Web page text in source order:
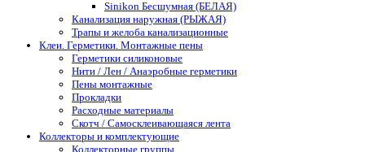
Sinikon Бесшумная (БЕЛАЯ)
Канализация наружная (РЫЖАЯ)
Трапы и желоба канализационные
Клеи. Герметики. Монтажные пены
Герметики силиконовые
Нити / Лен / Анаэробные герметики
Пены монтажные
Прокладки
Расходные материалы
Скотч / Самосклеивающаяся лента
Коллекторы и комплектующие
Коллекторные группы